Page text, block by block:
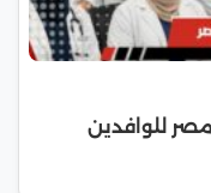
للوافدين